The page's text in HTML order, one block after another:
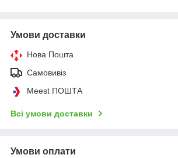
Умови доставки
Нова Пошта
Самовивіз
Meest ПОШТА
Всі умови доставки
Умови оплати